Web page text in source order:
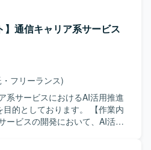
ら実装フェーズまで一気通貫
ービス立ち上げをリードする経
お
装を行うための技術検討や要
です。
ます。ローカル開発環境の構築
ョンの開発、テストおよび評価
きます。既存プロジェクトの
続開発や改善対応を実施して
アントの運用方針やプロセス
推進し、要望の整理や調整を
。 【求める人物像】
、新しいツールや手法を主体的
開発を推進できる方を求めてい
テスト・評価までを自走でき
】通信キャリア系サービス
フリーランス)
系サービスにおけるAI活用推進
しております。 【作業内
ービスの開発において、AI活用